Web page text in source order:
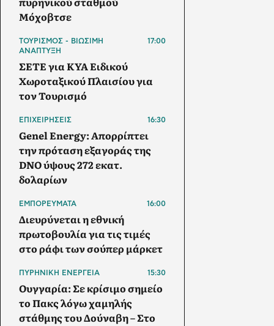
Μόχοβτσε
ΤΟΥΡΙΣΜΟΣ - ΒΙΩΣΙΜΗ
ΑΝΑΠΤΥΞΗ
17:00
ΣΕΤΕ για ΚΥΑ Ειδικού
Χωροταξικού Πλαισίου για
τον Τουρισμό
ΕΠΙΧΕΙΡΗΣΕΙΣ 16:30
Genel Energy: Απορρίπτει
την πρόταση εξαγοράς της
DNO ύψους 272 εκατ.
δολαρίων
ΕΜΠΟΡΕΥΜΑΤΑ 16:00
Διευρύνεται η εθνική
πρωτοβουλία για τις τιμές
στο ράφι των σούπερ μάρκετ
ΠΥΡΗΝΙΚΗ ΕΝΕΡΓΕΙΑ 15:30
Ουγγαρία: Σε κρίσιμο σημείο
το Πακς λόγω χαμηλής
στάθμης του Δούναβη – Στο